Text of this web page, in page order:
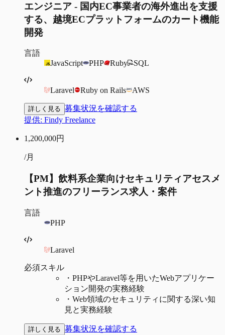
エンジニア - 国内EC事業者の海外進出を支援
する、越境ECプラットフォームのカート機能
開発
言語
JavaScript
PHP Ruby SQL
Laravel Ruby on Rails AWS
詳しく見る 募集状況を確認する
提供: Findy Freelance
1,200,000円
/月
【PM】飲料系企業向けセキュリティアセスメ
ント推進のフリーランス求人・案件
言語
PHP
Laravel
必須スキル
・ PHPやLaravel等を用いたWebアプリケー
ション開発の実務経験
・ Web領域のセキュリティに関する深い知
見と実務経験
詳しく見る 募集状況を確認する